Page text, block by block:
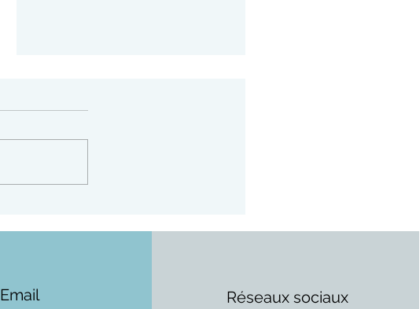
Email Réseaux sociaux